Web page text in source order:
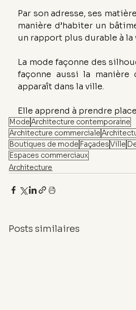
Par son adresse, ses
manière d’habiter un
un rapport plus durable à la
La mode façonne des
façonne aussi la manière
apparaît dans la ville.
Elle apprend à prendre
ModeArchitecture contemporaine
Architecture commerciale
Boutiques de mode FaçadesVille
Espaces commerciaux
Architecture
Posts similaires